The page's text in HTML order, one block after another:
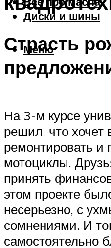
Диски и шины
Меню
Страсть
На 3-м курсе
решил, что хочет
ремонтировать и
мотоциклы.
принять
этом проекте
несерьезно, с
сомнениями. И
самостоятельно